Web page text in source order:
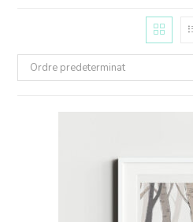
Ordre predeterminat